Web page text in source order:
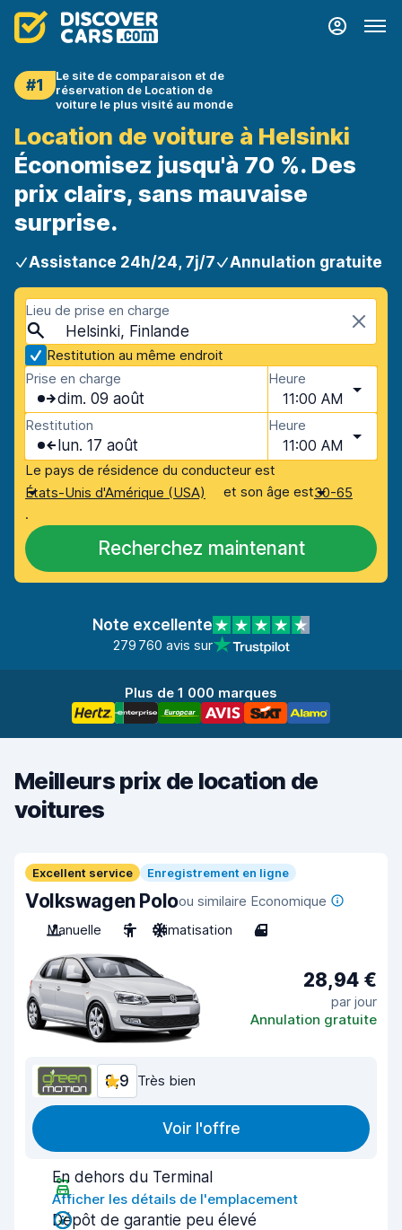
#1
Le site de comparaison et de
réservation de Location de
voiture le plus visité au monde
Location de voiture à Helsinki
Économisez jusqu'à 70 %. Des
prix clairs, sans mauvaise
surprise.
Assistance 24h/24, 7j/7 Annulation gratuite
Lieu de prise en charge
Helsinki, Finlande
Restitution au même endroit
Prise en charge
dim. 09 août
Heure
11:00 AM
Restitution
lun. 17 août
Heure
11:00 AM
Le pays de résidence du conducteur est
États-Unis d'Amérique (USA)
et son âge est30-65
.
Recherchez maintenant
Note excellente
279 760 avis sur
Plus de 1 000 marques
Meilleurs prix de location de
voitures
Excellent service Enregistrement en ligne
Volkswagen Poloou similaire Economique
Manuelle
5 Climatisation 4
28,94 €
par jour
Annulation gratuite
8,9 Très bien
Voir l'offre
En dehors du Terminal
Afficher les détails de l'emplacement
Dépôt de garantie peu élevé